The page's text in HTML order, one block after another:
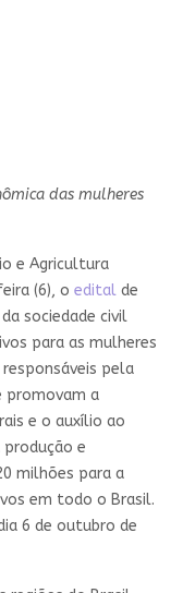
das mulheres
e Agricultura
(6), o editalde
sociedade civil
para as mulheres
pela
promovam a
e o auxílio ao
e
milhões para a
em todo o Brasil.
6 de outubro de